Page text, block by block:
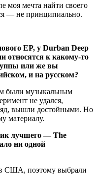
моя мечта найти своего
— не принципиально.
EP, у Durban Deep
относятся к какому-то
или же вы
и на русском?
были музыкальным
не удался,
вышли достойными. Но
материалу.
лучшего — The
ни одной
США, поэтому выбрали